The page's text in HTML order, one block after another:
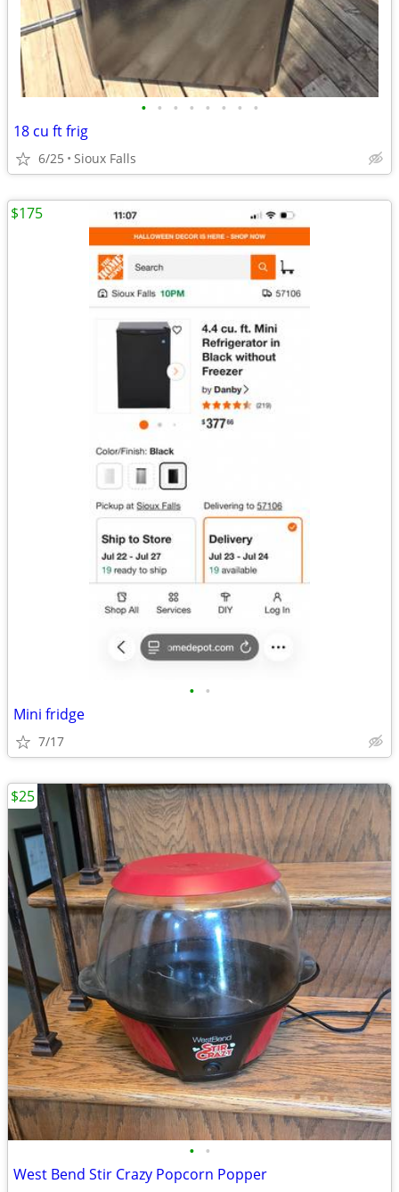
• • • • • • • •
18 cu ft frig
6/25 Sioux Falls
• •
Mini fridge
7/17
$175
• •
West Bend Stir Crazy Popcorn Popper
$25